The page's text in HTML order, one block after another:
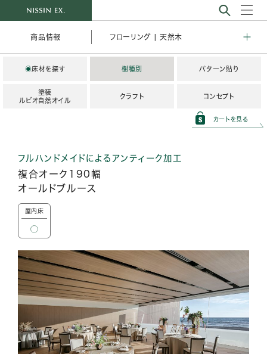
商品情報 フローリング | 天然木
◉床材を探す 樹種別 パターン貼り
塗装
ルビオ自然オイル
クラフト コンセプト
カートを見る
フルハンドメイドによるアンティーク加工
複合オーク190幅
オールドブルース
屋内床